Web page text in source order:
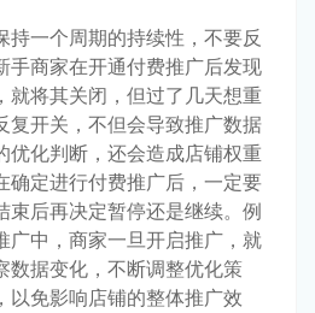
持一个周期的持续性，不要反
手商家在开通付费推广后发现
就将其关闭，但过了几天想重
复开关，不但会导致推广数据
优化判断，还会造成店铺权重
确定进行付费推广后，一定要
束后再决定暂停还是继续。例
广中，商家一旦开启推广，就
数据变化，不断调整优化策
以免影响店铺的整体推广效